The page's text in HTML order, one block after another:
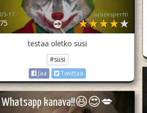
17 susiekspertti
testaa oletko susi
#susi
Jaa
Twiittaa
Whatsapp kanava!!😆😍💋